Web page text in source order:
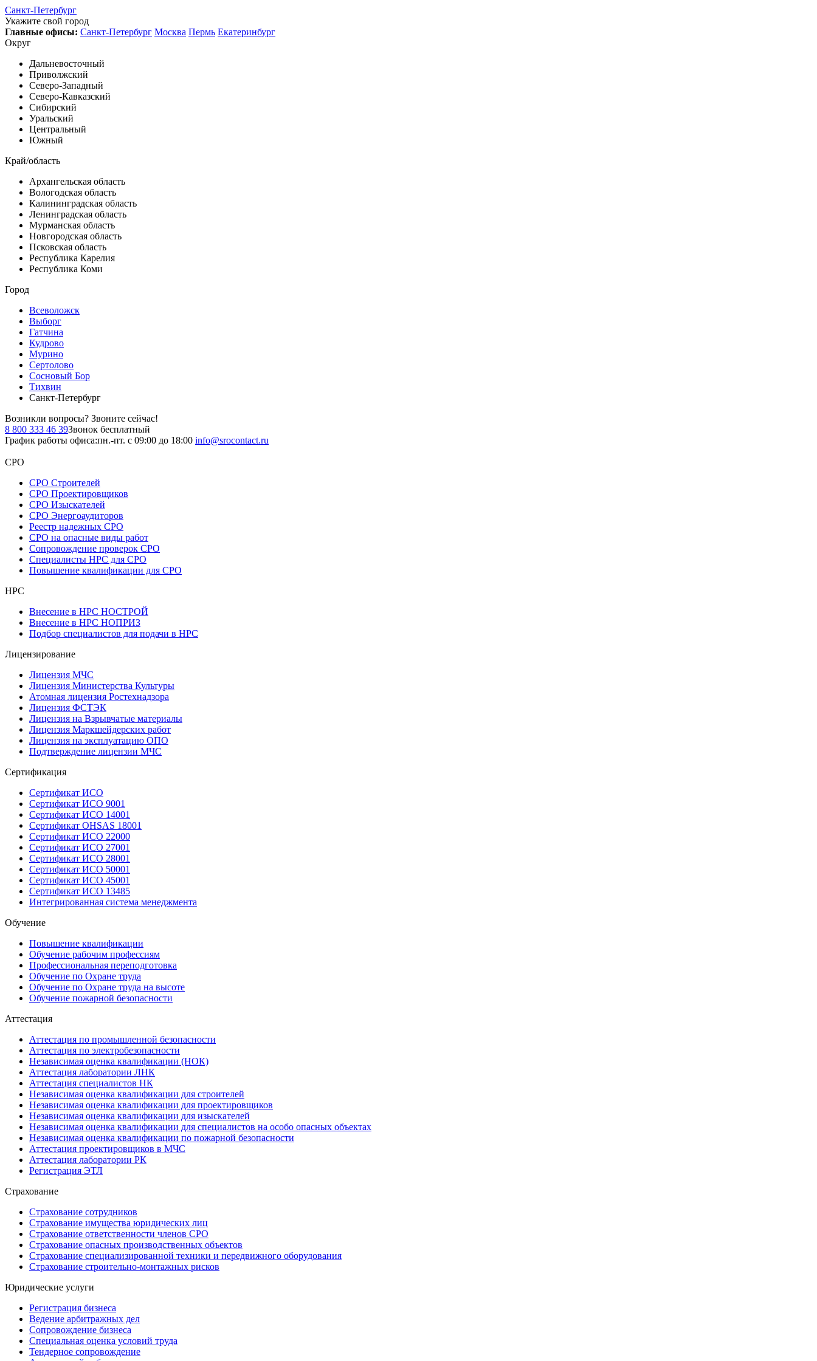
Санкт-Петербург
Укажите свой город
Главные офисы: Санкт-Петербург Москва Пермь Екатеринбург
Округ
Дальневосточный
Приволжский
Северо-Западный
Северо-Кавказский
Сибирский
Уральский
Центральный
Южный
Край/область
Архангельская область
Вологодская область
Калининградская область
Ленинградская область
Мурманская область
Новгородская область
Псковская область
Республика Карелия
Республика Коми
Город
Всеволожск
Выборг
Гатчина
Кудрово
Мурино
Сертолово
Сосновый Бор
Тихвин
Санкт-Петербург
Возникли вопросы? Звоните сейчас!
8 800 333 46 39Звонок бесплатный
График работы офиса:пн.-пт. с 09:00 до 18:00 info@srocontact.ru
СРО
СРО Строителей
СРО Проектировщиков
СРО Изыскателей
СРО Энергоаудиторов
Реестр надежных СРО
СРО на опасные виды работ
Сопровождение проверок СРО
Специалисты НРС для СРО
Повышение квалификации для СРО
НРС
Внесение в НРС НОСТРОЙ
Внесение в НРС НОПРИЗ
Подбор специалистов для подачи в НРС
Лицензирование
Лицензия МЧС
Лицензия Министерства Культуры
Атомная лицензия Ростехнадзора
Лицензия ФСТЭК
Лицензия на Взрывчатые материалы
Лицензия Маркшейдерских работ
Лицензия на эксплуатацию ОПО
Подтверждение лицензии МЧС
Сертификация
Сертификат ИСО
Сертификат ИСО 9001
Сертификат ИСО 14001
Сертификат OHSAS 18001
Сертификат ИСО 22000
Сертификат ИСО 27001
Сертификат ИСО 28001
Сертификат ИСО 50001
Сертификат ИСО 45001
Сертификат ИСО 13485
Интегрированная система менеджмента
Обучение
Повышение квалификации
Обучение рабочим профессиям
Профессиональная переподготовка
Обучение по Охране труда
Обучение по Охране труда на высоте
Обучение пожарной безопасности
Аттестация
Аттестация по промышленной безопасности
Аттестация по электробезопасности
Независимая оценка квалификации (НОК)
Аттестация лаборатории ЛНК
Аттестация специалистов НК
Независимая оценка квалификации для строителей
Независимая оценка квалификации для проектировщиков
Независимая оценка квалификации для изыскателей
Независимая оценка квалификации для специалистов на особо опасных объектах
Независимая оценка квалификации по пожарной безопасности
Аттестация проектировщиков в МЧС
Аттестация лаборатории РК
Регистрация ЭТЛ
Страхование
Страхование сотрудников
Страхование имущества юридических лиц
Страхование ответственности членов СРО
Страхование опасных производственных объектов
Страхование специализированной техники и передвижного оборудования
Страхование строительно-монтажных рисков
Юридические услуги
Регистрация бизнеса
Ведение арбитражных дел
Сопровождение бизнеса
Специальная оценка условий труда
Тендерное сопровождение